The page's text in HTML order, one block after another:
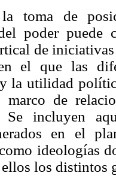
toma de
poder puede
de
el que las
la utilidad
de
Se incluyen
en el
ideologías
los distintos